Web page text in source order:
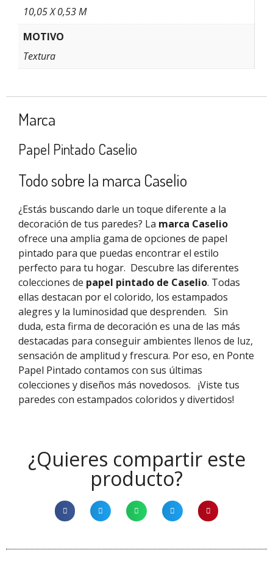
10,05 X 0,53 M
MOTIVO
Textura
Marca
Papel Pintado Caselio
Todo sobre la marca Caselio
¿Estás buscando darle un toque diferente a la
decoración de tus paredes? La marca Caselio
ofrece una amplia gama de opciones de papel
pintado para que puedas encontrar el estilo
perfecto para tu hogar. Descubre las diferentes
colecciones de papel pintado de Caselio. Todas
ellas destacan por el colorido, los estampados
alegres y la luminosidad que desprenden. Sin
duda, esta firma de decoración es una de las más
destacadas para conseguir ambientes llenos de luz,
sensación de amplitud y frescura. Por eso, en Ponte
Papel Pintado contamos con sus últimas
colecciones y diseños más novedosos. ¡Viste tus
paredes con estampados coloridos y divertidos!
¿Quieres compartir este
producto?